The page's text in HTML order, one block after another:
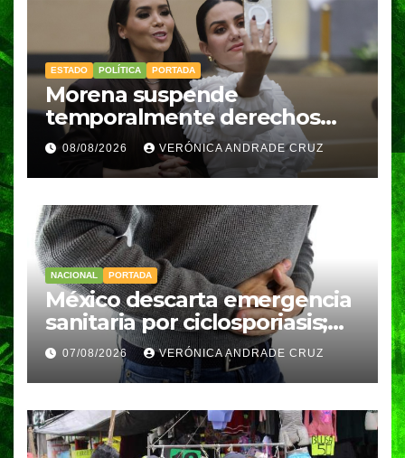
ESTADO POLÍTICA PORTADA
Morena suspende
temporalmente derechos
partidarios de Nayeli Salvatori
y Graciela Palomares
08/08/2026 VERÓNICA ANDRADE CRUZ
NACIONAL PORTADA
México descarta emergencia
sanitaria por ciclosporiasis;
reportan 33 casos en dos
meses
07/08/2026 VERÓNICA ANDRADE CRUZ